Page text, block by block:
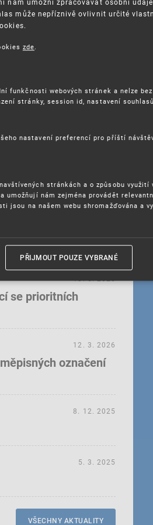
se značky hádají
17. 9. 2026
se mimo
třetích zemích
se prioritních
18. 5. 2026
označení
12. 3. 2026
8. 12. 2025
5. 3. 2025
VŠECHNY AKTUALITY
může nepříznivě ovlivnit určité
zde
funkčnosti webových stránek a nelze
stránky, session id, nastavení
nastavení preferencí pro příští
stránkách a o způsobu využití
umožňují nám zejména provádět
jsou na našem webu shromažďována a
PŘIJMOUT POUZE VYBRANÉ